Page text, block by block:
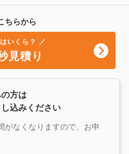
ちらから
いくら？ ／
見積り
方は
込みください
がなくなりますので、お申